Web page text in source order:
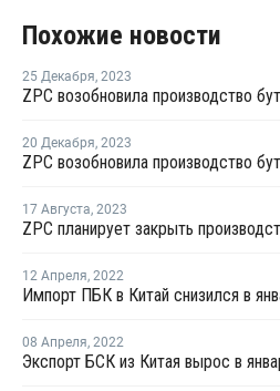
Похожие новости
25 Декабря, 2023
20 Декабря, 2023
17 Августа, 2023
12 Апреля, 2022
Импорт ПБК в Китай снизился в
08 Апреля, 2022
Экспорт БСК из Китая вырос в